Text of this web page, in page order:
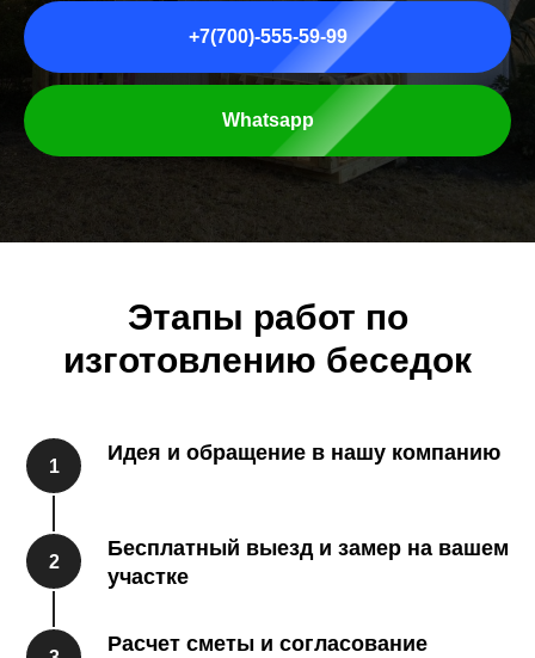
+7(700)-555-59-99
Whatsapp
Этапы работ по
изготовлению беседок
Идея и обращение в нашу компанию
Бесплатный выезд и замер на вашем
участке
Расчет сметы и согласование